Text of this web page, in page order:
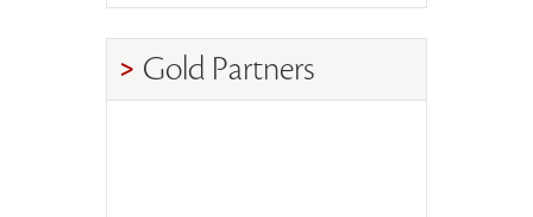
Gold Partners